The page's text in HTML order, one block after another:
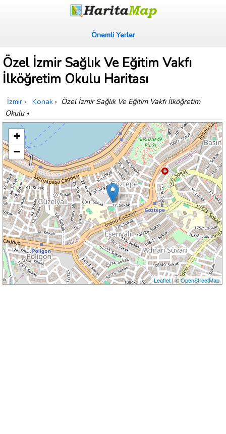
Önemli Yerler
Özel İzmir Sağlık Ve Eğitim Vakfı
İlköğretim Okulu Haritası
İzmir › Konak › Özel İzmir Sağlık Ve Eğitim Vakfı İlköğretim
Okulu»
+
−
Leaflet| ©OpenStreetMap